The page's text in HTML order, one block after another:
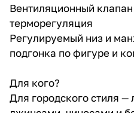
Вентиляционный
терморегуляция
Регулируемый низ и
подгонка по фигуре и
Для кого?
Для городского стиля —